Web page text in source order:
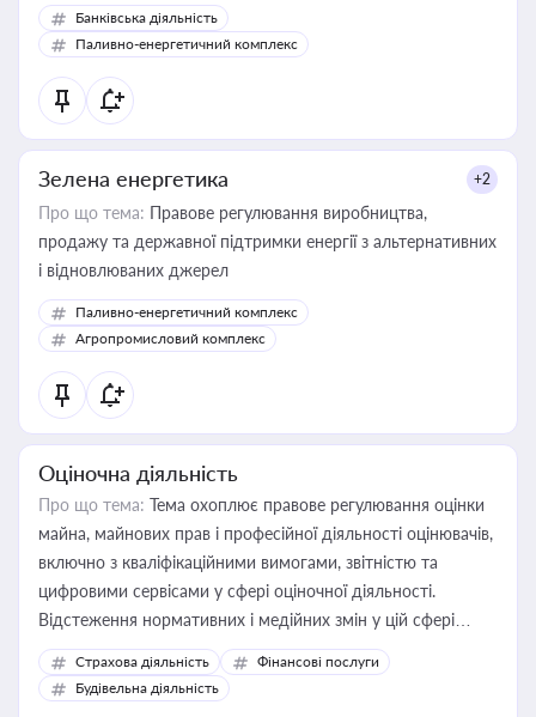
Банківська діяльність
Паливно-енергетичний комплекс
Зелена енергетика +2
Про що тема: Правове регулювання виробництва,
продажу та державної підтримки енергії з альтернативних
і відновлюваних джерел
Паливно-енергетичний комплекс
Агропромисловий комплекс
Оціночна діяльність
Про що тема: Тема охоплює правове регулювання оцінки
майна, майнових прав і професійної діяльності оцінювачів,
включно з кваліфікаційними вимогами, звітністю та
цифровими сервісами у сфері оціночної діяльності.
Відстеження нормативних і медійних змін у цій сфері
корисне для власника бізнесу, керівника, юриста або
бухгалтера під час оподаткування, приватизації, оренди
державного майна, корпоративних угод і перевірки
Страхова діяльність
Фінансові послуги
Будівельна діяльність